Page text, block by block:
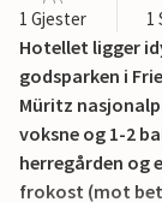
1 Gjester 1
Hotellet ligger
godsparken i
Müritz
voksne og 1-2
herregården og
frokost (mot